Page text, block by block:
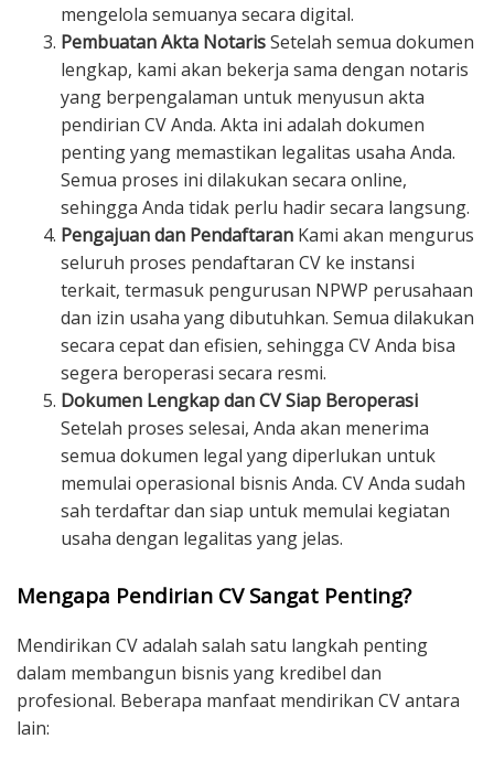
mengelola semuanya secara digital.
Pembuatan Akta NotarisSetelah semua dokumen
lengkap, kami akan bekerja sama dengan notaris
yang berpengalaman untuk menyusun akta
pendirian CV Anda. Akta ini adalah dokumen
penting yang memastikan legalitas usaha Anda.
Semua proses ini dilakukan secara online,
sehingga Anda tidak perlu hadir secara langsung.
Pengajuan dan Pendaftaran Kami akan mengurus
seluruh proses pendaftaran CV ke instansi
terkait, termasuk pengurusan NPWP perusahaan
dan izin usaha yang dibutuhkan. Semua dilakukan
secara cepat dan efisien, sehingga CV Anda bisa
segera beroperasi secara resmi.
Dokumen Lengkap dan CV Siap Beroperasi
Setelah proses selesai, Anda akan menerima
semua dokumen legal yang diperlukan untuk
memulai operasional bisnis Anda. CV Anda sudah
sah terdaftar dan siap untuk memulai kegiatan
usaha dengan legalitas yang jelas.
Mengapa Pendirian CV Sangat Penting?
Mendirikan CV adalah salah satu langkah penting
dalam membangun bisnis yang kredibel dan
profesional. Beberapa manfaat mendirikan CV antara
lain: